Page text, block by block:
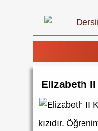
Elizabeth
kızıdır.